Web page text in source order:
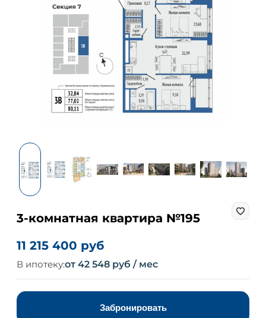
3-комнатная квартира №195
11 215 400 руб
В ипотеку:от 42 548 руб / мес
Забронировать